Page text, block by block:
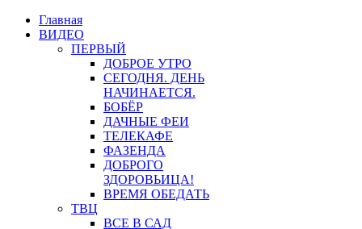
Главная
ВИДЕО
ПЕРВЫЙ
ДОБРОЕ УТРО
СЕГОДНЯ. ДЕНЬ
НАЧИНАЕТСЯ.
БОБЁР
ДАЧНЫЕ ФЕИ
ТЕЛЕКАФЕ
ФАЗЕНДА
ДОБРОГО
ЗДОРОВЬИЦА!
ВРЕМЯ ОБЕДАТЬ
ТВЦ
ВСЕ В САД